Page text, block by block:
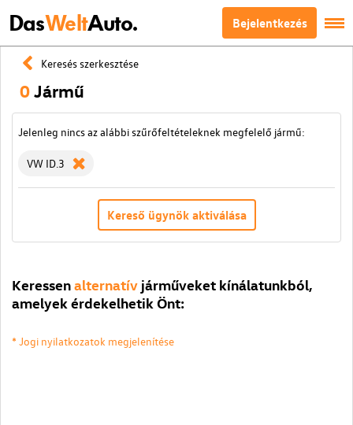
DasWeltAuto. Bejelentkezés
Keresés szerkesztése
0Jármű
Jelenleg nincs az alábbi szűrőfeltételeknek megfelelő jármű:
VW ID.3
Kereső ügynök aktiválása
Keressenalternatív járműveket kínálatunkból,
amelyek érdekelhetik Önt:
* Jogi nyilatkozatok megjelenítése